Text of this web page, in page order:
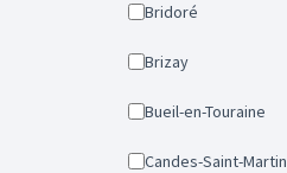
Bridoré
Brizay
Bueil-en-Touraine
Candes-Saint-Martin